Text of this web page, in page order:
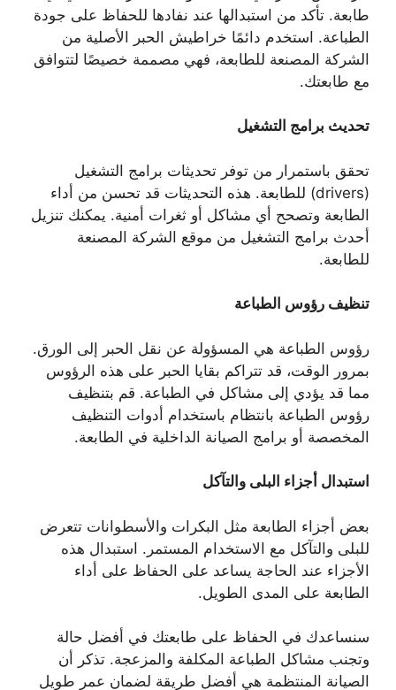
طابعة. تأكد من استبدالها عند نفادها للحفاظ على جودة
الطباعة. استخدم دائمًا خراطيش الحبر الأصلية من
الشركة المصنعة للطابعة، فهي مصممة خصيصًا لتتوافق
مع طابعتك.
تحديث برامج التشغيل
تحقق باستمرار من توفر تحديثات برامج التشغيل
(drivers) للطابعة. هذه التحديثات قد تحسن من أداء
الطابعة وتصحح أي مشاكل أو ثغرات أمنية. يمكنك تنزيل
أحدث برامج التشغيل من موقع الشركة المصنعة
للطابعة.
تنظيف رؤوس الطباعة
رؤوس الطباعة هي المسؤولة عن نقل الحبر إلى الورق.
بمرور الوقت، قد تتراكم بقايا الحبر على هذه الرؤوس
مما قد يؤدي إلى مشاكل في الطباعة. قم بتنظيف
رؤوس الطباعة بانتظام باستخدام أدوات التنظيف
المخصصة أو برامج الصيانة الداخلية في الطابعة.
استبدال أجزاء البلى والتآكل
بعض أجزاء الطابعة مثل البكرات والأسطوانات تتعرض
للبلى والتآكل مع الاستخدام المستمر. استبدال هذه
الأجزاء عند الحاجة يساعد على الحفاظ على أداء
الطابعة على المدى الطويل.
سنساعدك في الحفاظ على طابعتك في أفضل حالة
وتجنب مشاكل الطباعة المكلفة والمزعجة. تذكر أن
الصيانة المنتظمة هي أفضل طريقة لضمان عمر طويل